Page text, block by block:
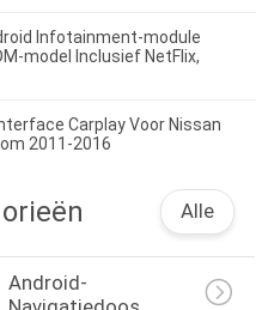
Infotainment-module
model Inclusief NetFlix,
Carplay Voor Nissan
2011-2016
Alle
Android-